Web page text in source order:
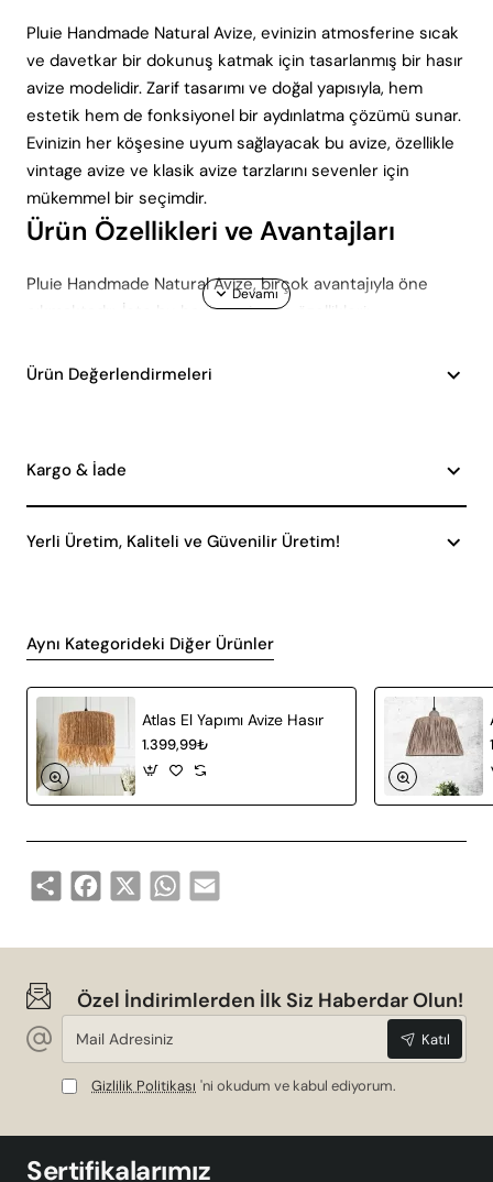
Pluie Handmade Natural Avize, evinizin atmosferine sıcak
ve davetkar bir dokunuş katmak için tasarlanmış bir hasır
avize modelidir. Zarif tasarımı ve doğal yapısıyla, hem
estetik hem de fonksiyonel bir aydınlatma çözümü sunar.
Evinizin her köşesine uyum sağlayacak bu avize, özellikle
vintage avize ve klasik avize tarzlarını sevenler için
mükemmel bir seçimdir.
Ürün Özellikleri ve Avantajları
Pluie Handmade Natural Avize, birçok avantajıyla öne
çıkmaktadır. İşte bu harika avizenin özellikleri:
piyasada yaygın olarak bulunan ampullerle kolayca
mekanınıza nostaljik bir hava katarken, aynı
zamanda zamansız bir şıklık sunar. Bu özellik, vintage
avize ve klasik avize dekorasyon tarzlarıyla
görünüm sunar hem de etkili bir aydınlatma sağlar.
olan avize, doğal dokusuyla dikkat çeker. Dayanıklılığı
sayesinde uzun süreli kullanım imkânı sunar.
Teknik Özellikler
aşağıdaki tabloda sunulmuştur:
Ürün Kodu Hnmd-42
Materyal
Tasarım
Kullanım Alanı Salon, Oturma Odası
Estetik ve Fonksiyonellik Bir Arada
Ürün Değerlendirmeleri
Kargo & İade
Yerli Üretim, Kaliteli ve Güvenilir Üretim!
Aynı Kategorideki Diğer Ürünler
Atlas El Yapımı Avize Hasır
1.399,99₺
Share Facebook
X WhatsApp
Email
Özel İndirimlerden İlk Siz Haberdar Olun!
Mail
Adresiniz
Katıl
Gizlilik Politikası 'ni okudum ve kabul ediyorum.
Sertifikalarımız